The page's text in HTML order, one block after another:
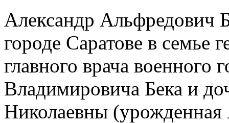
Александр Альфредович
городе Саратове в семье
главного врача военного
Владимировича Бека и
Николаевны (урожденная